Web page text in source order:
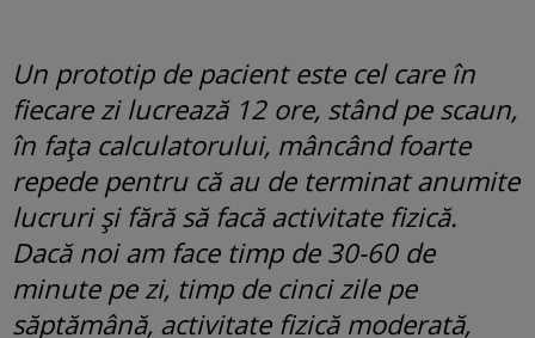
Un prototip de pacient este cel care în
fiecare zi lucrează 12 ore, stând pe scaun,
în fața calculatorului, mâncând foarte
repede pentru că au de terminat anumite
lucruri și fără să facă activitate fizică.
Dacă noi am face timp de 30-60 de
minute pe zi, timp de cinci zile pe
săptămână, activitate fizică moderată,